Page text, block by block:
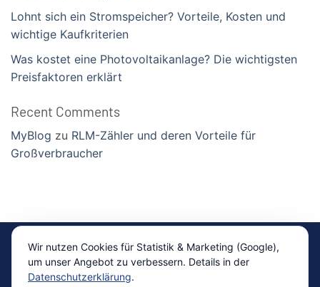
Lohnt sich ein Stromspeicher? Vorteile, Kosten und
wichtige Kaufkriterien
Was kostet eine Photovoltaikanlage? Die wichtigsten
Preisfaktoren erklärt
Recent Comments
MyBlog zu RLM-Zähler und deren Vorteile für
Großverbraucher
Impressum|Datenschutz
Copyright 2026 © ready4energy Vertriebsgesellschaft
Wir nutzen Cookies für Statistik & Marketing (Google),
um unser Angebot zu verbessern. Details in der
Datenschutzerklärung.